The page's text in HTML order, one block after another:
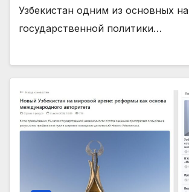
Узбекистан одним из основных
государственной политики…